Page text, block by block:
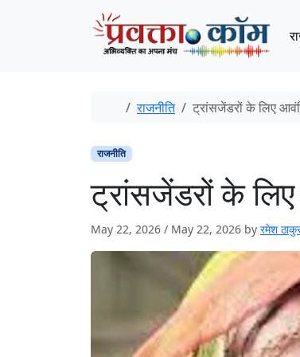
Home
राजनीति ट्रांसजेंडरों के लिए
राजनीति
ट्रांसजेंडरों के
May 22, 2026 / May 22, 2026 by रमेश